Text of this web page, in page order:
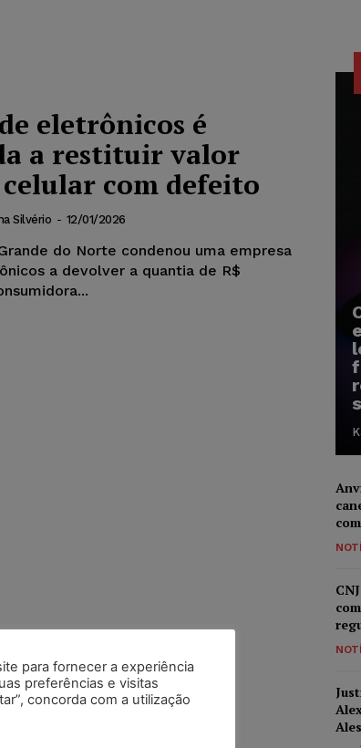
eletrônicos é
a restituir valor
com defeito
Silvério - 12/01/2026
do Norte condenou uma empresa
a devolver a quantia de R$
para fornecer a experiência
preferências e visitas
concorda com a utilização